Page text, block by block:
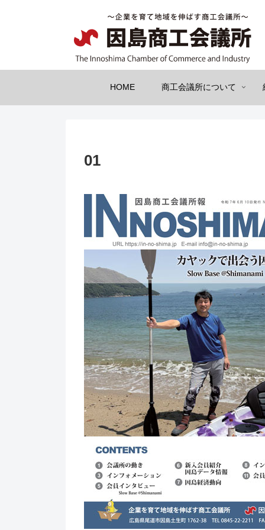
HOME 商工会議所について
01